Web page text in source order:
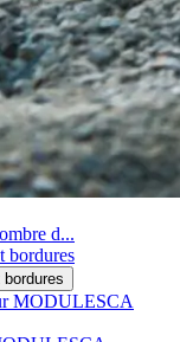
d...
bordures
MODULESCA